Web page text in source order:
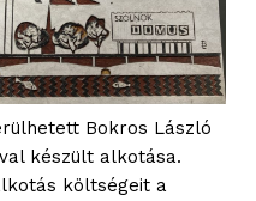
Bokros László
készült alkotása.
költségeit a